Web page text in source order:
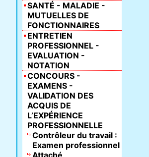
SANTÉ - MALADIE -
MUTUELLES DE
FONCTIONNAIRES
ENTRETIEN
PROFESSIONNEL -
EVALUATION -
NOTATION
CONCOURS -
EXAMENS -
VALIDATION DES
ACQUIS DE
L’EXPÉRIENCE
PROFESSIONNELLE
Contrôleur du travail :
Examen professionnel
Attaché